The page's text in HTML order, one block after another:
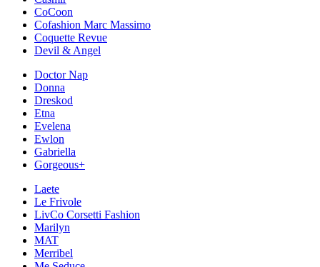
CoCoon
Cofashion Marc Massimo
Coquette Revue
Devil & Angel
Doctor Nap
Donna
Dreskod
Etna
Evelena
Ewlon
Gabriella
Gorgeous+
Laete
Le Frivole
LivCo Corsetti Fashion
Marilyn
MAT
Merribel